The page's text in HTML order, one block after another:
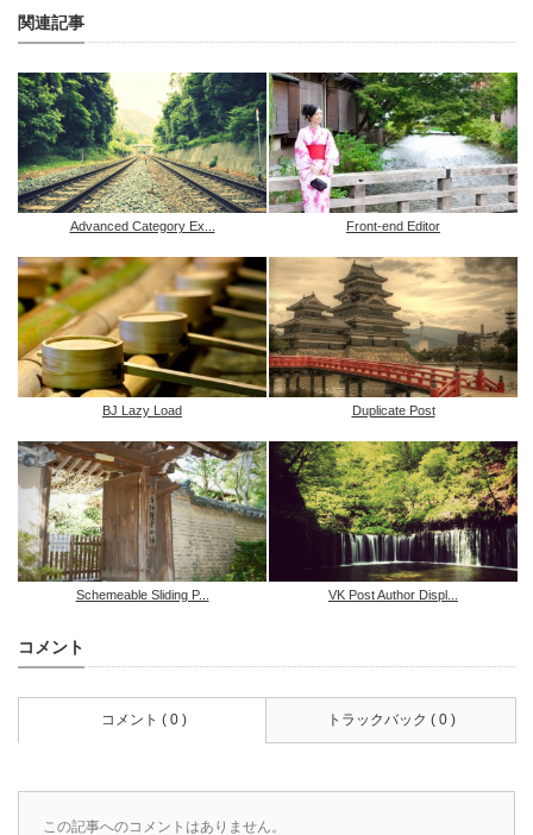
関連記事
Advanced Category Ex... Front-end Editor
BJ Lazy Load Duplicate Post
Schemeable Sliding P... VK Post Author Displ...
コメント
コメント ( 0 ) トラックバック ( 0 )
この記事へのコメントはありません。